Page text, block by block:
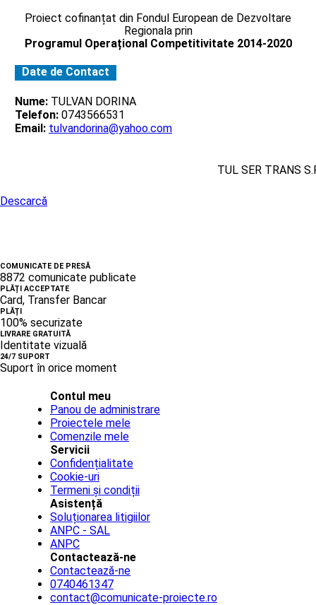
Proiect cofinanțat din Fondul European de Dezvoltare
Regionala prin
Programul Operațional Competitivitate 2014-2020
Date de Contact
Nume: TULVAN DORINA
Telefon: 0743566531
Email: tulvandorina@yahoo.com
TUL SER TRANS
Descarcă
COMUNICATE DE PRESĂ
8872 comunicate publicate
PLĂȚI ACCEPTATE
Card, Transfer Bancar
PLĂȚI
100% securizate
LIVRARE GRATUITĂ
Identitate vizuală
24/7 SUPORT
Suport în orice moment
Contul meu
Panou de administrare
Proiectele mele
Comenzile mele
Servicii
Confidențialitate
Cookie-uri
Termeni și condiții
Asistență
Soluționarea litigiilor
ANPC - SAL
ANPC
Contactează-ne
Contactează-ne
0740461347
contact@comunicate-proiecte.ro